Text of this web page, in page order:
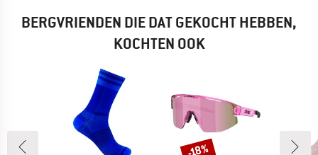
BERGVRIENDEN DIE DAT GEKOCHT HEBBEN,
KOCHTEN OOK
Korting
-18%